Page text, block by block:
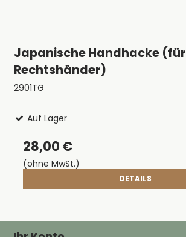
Japanische Handhacke (für
Rechtshänder)
2901TG
Auf Lager
28,00 €
(ohne MwSt.)
DETAILS